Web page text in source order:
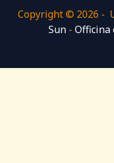
Copyright © 2026 -
Sun - Officina